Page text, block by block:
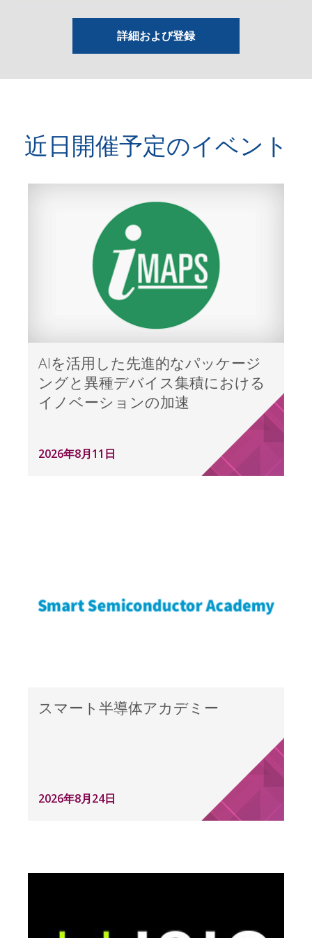
詳細および登録
近日開催予定のイベント
AIを活用した先進的なパッケージ
ングと異種デバイス集積における
イノベーションの加速
2026年8月11日
スマート半導体アカデミー
2026年8月24日